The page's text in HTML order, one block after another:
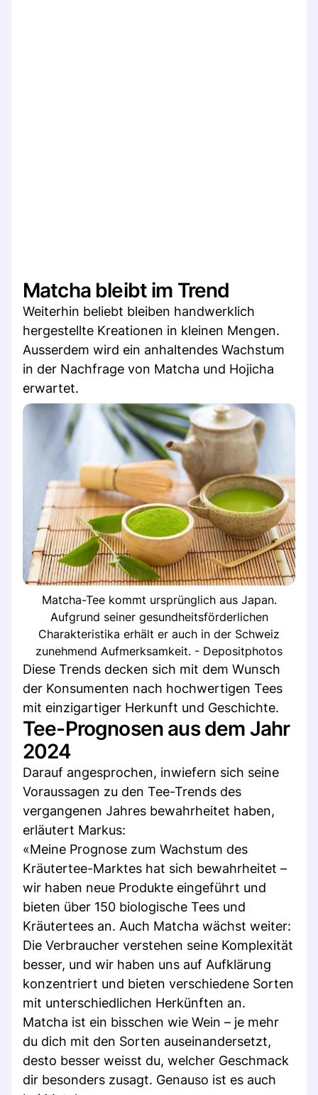
Matcha bleibt im Trend
Weiterhin beliebt bleiben handwerklich
hergestellte Kreationen in kleinen Mengen.
Ausserdem wird ein anhaltendes Wachstum
in der Nachfrage von Matcha und Hojicha
erwartet.
Matcha-Tee kommt ursprünglich aus Japan.
Aufgrund seiner gesundheitsförderlichen
Charakteristika erhält er auch in der Schweiz
zunehmend Aufmerksamkeit. - Depositphotos
Diese Trends decken sich mit dem Wunsch
der Konsumenten nach hochwertigen Tees
mit einzigartiger Herkunft und Geschichte.
Tee-Prognosen aus dem Jahr
2024
Darauf angesprochen, inwiefern sich seine
Voraussagen zu den Tee-Trends des
vergangenen Jahres bewahrheitet haben,
erläutert Markus:
«Meine Prognose zum Wachstum des
Kräutertee-Marktes hat sich bewahrheitet –
wir haben neue Produkte eingeführt und
bieten über 150 biologische Tees und
Kräutertees an. Auch Matcha wächst weiter:
Die Verbraucher verstehen seine Komplexität
besser, und wir haben uns auf Aufklärung
konzentriert und bieten verschiedene Sorten
mit unterschiedlichen Herkünften an.
Matcha ist ein bisschen wie Wein – je mehr
du dich mit den Sorten auseinandersetzt,
desto besser weisst du, welcher Geschmack
dir besonders zusagt. Genauso ist es auch